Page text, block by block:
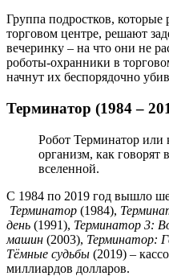
Группа подростков, которые
торговом центре, решают
вечеринку – на что они не
роботы-охранники в
начнут их беспорядочно
Терминатор (1984 –
Робот Терминатор или
организм, как говорят
вселенной.
С 1984 по 2019 год вышло
Терминатор (1984),
день (1991), Терминатор 3:
машин (2003), Терминатор:
Тёмные судьбы (2019) –
миллиардов долларов.